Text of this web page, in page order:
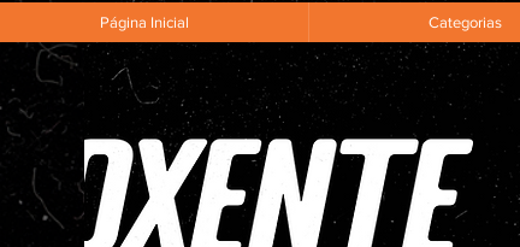
Página Inicial Categorias